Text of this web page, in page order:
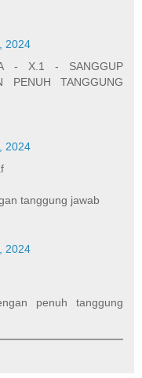
2024
- X.1 - SANGGUP
PENUH TANGGUNG
2024
tanggung jawab
2024
penuh tanggung